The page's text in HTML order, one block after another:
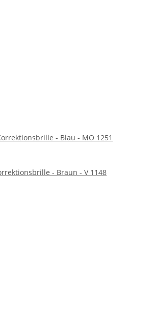
- Blau - MO 1251